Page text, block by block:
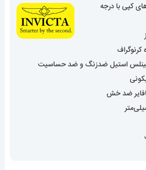
کپی با درجه
کرنوگراف
استیل ضدزنگ و ضد حساسیت
ضد خش